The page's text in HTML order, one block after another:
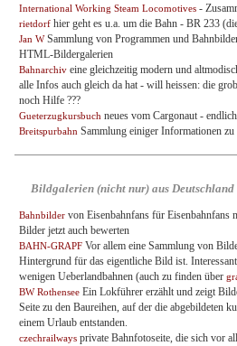
International Working Steam Locomotives -
rietdorf hier geht es u.a. um die Bahn - BR 233
Jan WSammlung von Programmen und
HTML-Bildergalerien
Bahnarchiv eine gleichzeitig modern und
alle Infos auch gleich da hat - will heissen: die
noch Hilfe ???
Gueterzugkursbuch neues vom Cargonaut -
Breitspurbahn Sammlung einiger Informationen
Bildgalerien (nicht nur) aus Deutschland
Bahnbilder von Eisenbahnfans für
Bilder jetzt auch bewerten
BAHN-GRAPF Vor allem eine Sammlung von
Hintergrund für das eigentliche Bild ist.
wenigen Ueberlandbahnen (auch zu finden über
BW Rothensee Ein Lokführer erzählt und zeigt
Seite zu den Baureihen, auf der die abgebildeten
einem Urlaub entstanden.
czechrailways private Bahnfotoseite, die sich vor